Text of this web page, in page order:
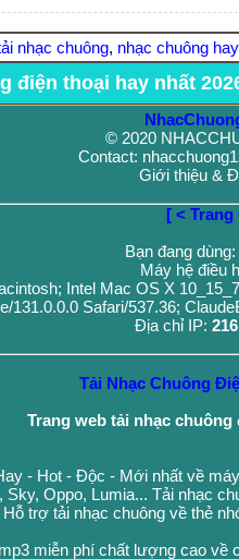
nhạc chuông, nhạc chuông hay
điện thoại hay nhất
© 2020
Contact:
Giới thiệu &
[ < Trang
Bạn đang dùng:
Máy hệ điều
Intel Mac OS X
131.0.0.0 Safari/537.36;
Địa chỉ IP:
Tải Nhạc Chuông
Trang web tải nhạc
- Hot - Độc - Mới nhất về
Sky, Oppo, Lumia... Tải nhạc
trợ tải nhạc chuông về thẻ
miễn phí chất lượng cao về